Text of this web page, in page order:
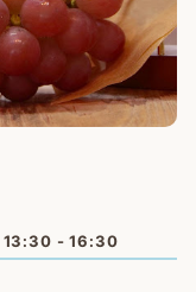
13:30 - 16:30